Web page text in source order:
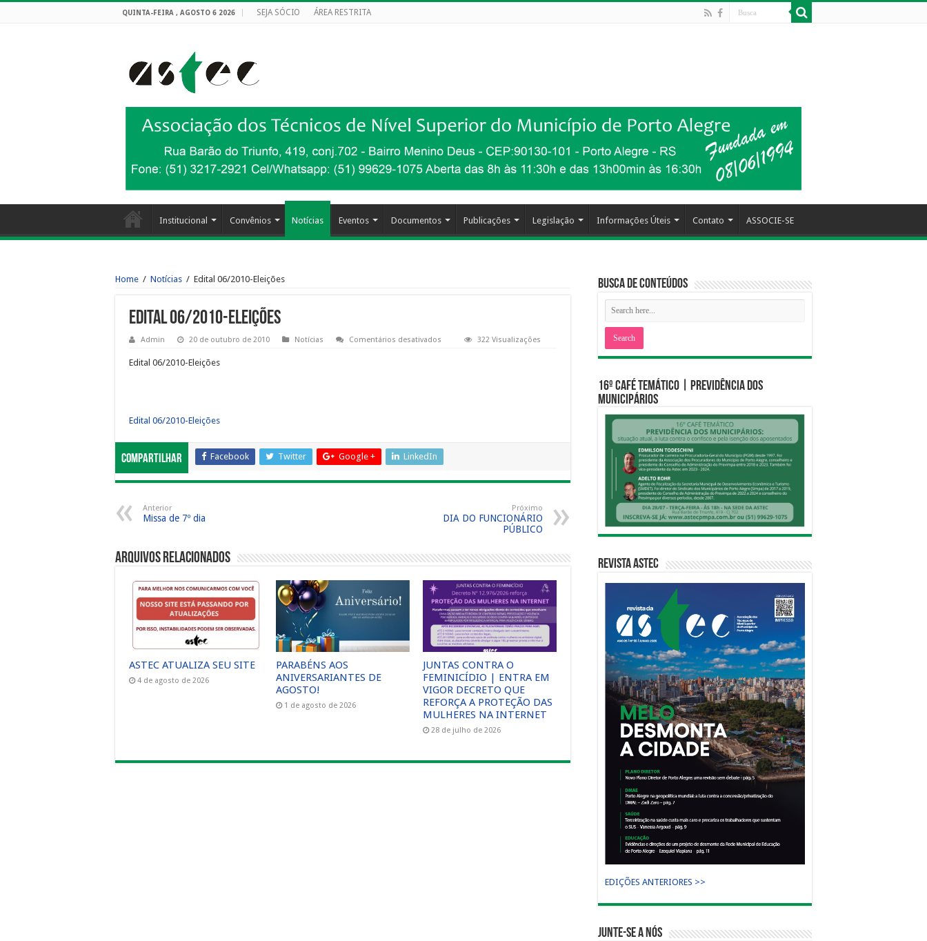
QUINTA-FEIRA , AGOSTO 6 2026 SEJA SÓCIO ÁREA RESTRITA
Institucional Convênios Notícias Eventos Documentos Publicações Legislação Informações Úteis Contato ASSOCIE-SE
Home / Notícias / Edital 06/2010-Eleições
Edital 06/2010-Eleições
Admin 20 de outubro de 2010 Notícias Comentários desativados 322 Visualizações
Edital 06/2010-Eleições
Edital 06/2010-Eleições
Compartilhar Facebook Twitter Google + LinkedIn
Anterior
Missa de 7º dia
Próximo
DIA DO FUNCIONÁRIO
PÚBLICO
Arquivos Relacionados
ASTEC ATUALIZA SEU SITE
4 de agosto de 2026
PARABÉNS AOS
ANIVERSARIANTES DE
AGOSTO!
1 de agosto de 2026
JUNTAS CONTRA O
FEMINICÍDIO | ENTRA EM
VIGOR DECRETO QUE
REFORÇA A PROTEÇÃO DAS
MULHERES NA INTERNET
28 de julho de 2026
Busca de Conteúdos
16º CAFÉ TEMÁTICO | PREVIDÊNCIA DOS
MUNICIPÁRIOS
Revista Astec
EDIÇÕES ANTERIORES >>
Junte-se a nós